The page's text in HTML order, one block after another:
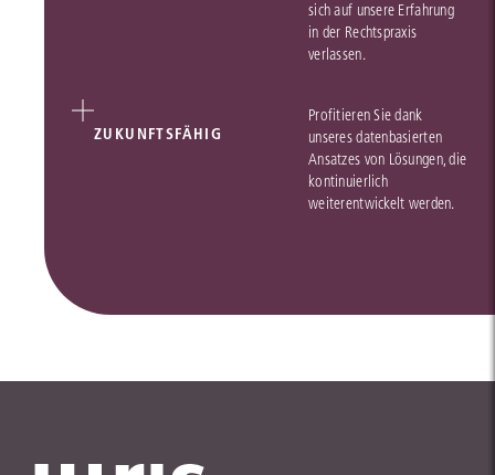
sich auf unsere Erfahrung
in der Rechtspraxis
verlassen.
ZUKUNFTSFÄHIG
Profitieren Sie dank
unseres datenbasierten
Ansatzes von Lösungen, die
kontinuierlich
weiterentwickelt werden.